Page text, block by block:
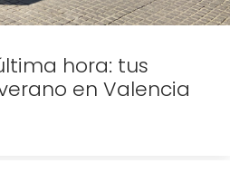
hora: tus
en Valencia